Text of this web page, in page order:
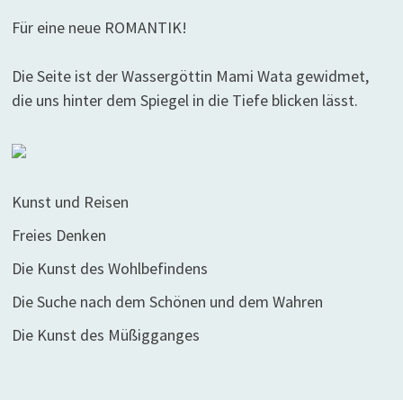
Für eine neue ROMANTIK!
Die Seite ist der Wassergöttin Mami Wata gewidmet,
die uns hinter dem Spiegel in die Tiefe blicken lässt.
Kunst und Reisen
Freies Denken
Die Kunst des Wohlbefindens
Die Suche nach dem Schönen und dem Wahren
Die Kunst des Müßigganges